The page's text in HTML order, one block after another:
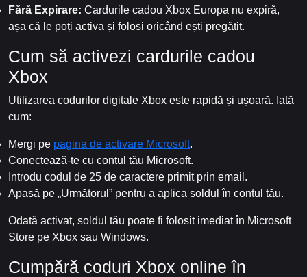
Fără Expirare: Cardurile cadou Xbox Europa nu expiră,
așa că le poți activa și folosi oricând ești pregătit.
Cum să activezi cardurile cadou
Xbox
Utilizarea codurilor digitale Xbox este rapidă și ușoară. Iată
cum:
Mergi pe pagina de activare Microsoft.
Conectează-te cu contul tău Microsoft.
Introdu codul de 25 de caractere primit prin email.
Apasă pe „Următorul” pentru a aplica soldul în contul tău.
Odată activat, soldul tău poate fi folosit imediat în Microsoft
Store pe Xbox sau Windows.
Cumpără coduri Xbox online în